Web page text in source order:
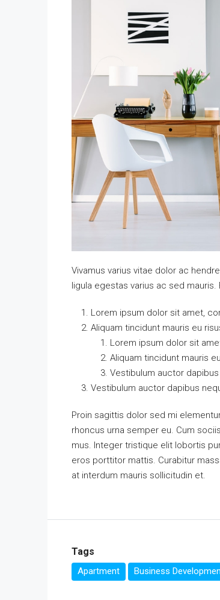
Vivamus varius vitae dolor ac
ligula egestas varius ac sed
Lorem ipsum dolor sit amet,
Aliquam tincidunt mauris eu
Lorem ipsum dolor sit
Aliquam tincidunt mauris
Vestibulum auctor
Vestibulum auctor dapibus
Proin sagittis dolor sed mi
rhoncus urna semper eu. Cum
mus. Integer tristique elit lobortis
eros porttitor mattis. Curabitur
at interdum mauris sollicitudin et.
Tags
Apartment Business